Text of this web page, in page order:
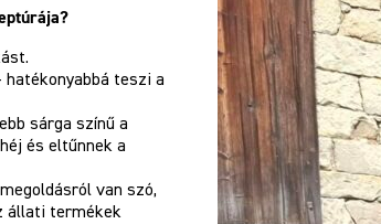
teszi a
sárga színű a
és eltűnnek a
van szó,
állati termékek